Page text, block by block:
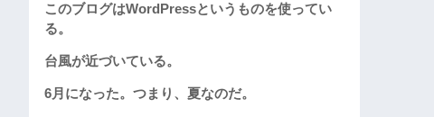
このブログはWordPressというものを使ってい
る。
台風が近づいている。
6月になった。つまり、夏なのだ。